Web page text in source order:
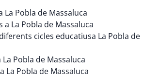
La Pobla de Massaluca
La Pobla de Massaluca
cicles educatiusa La Pobla de
La Pobla de Massaluca
La Pobla de Massaluca